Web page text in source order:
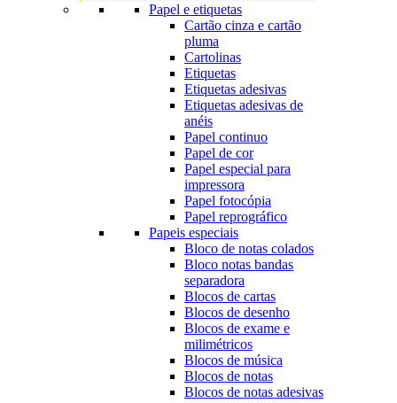
Papel e etiquetas
Cartão cinza e cartão
pluma
Cartolinas
Etiquetas
Etiquetas adesivas
Etiquetas adesivas de
anéis
Papel continuo
Papel de cor
Papel especial para
impressora
Papel fotocópia
Papel reprográfico
Papeis especiais
Bloco de notas colados
Bloco notas bandas
separadora
Blocos de cartas
Blocos de desenho
Blocos de exame e
milimétricos
Blocos de música
Blocos de notas
Blocos de notas adesivas